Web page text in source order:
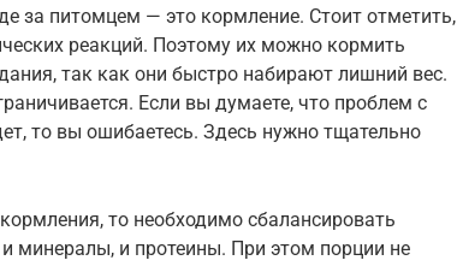
за питомцем — это кормление. Стоит отметить,
реакций. Поэтому их можно кормить
так как они быстро набирают лишний вес.
Если вы думаете, что проблем с
то вы ошибаетесь. Здесь нужно тщательно
то необходимо сбалансировать
минералы, и протеины. При этом порции не